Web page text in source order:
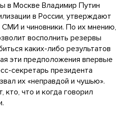
в Москве Владимир Путин
в России, утверждают
СМИ и чиновники. По их мнению,
восполнить резервы
каких-либо результатов
эти предположения впервые
секретарь президента
их «неправдой и чушью».
кто, что и когда говорил